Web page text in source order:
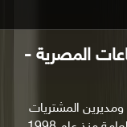
المصرية -
ومديرين المشتريات